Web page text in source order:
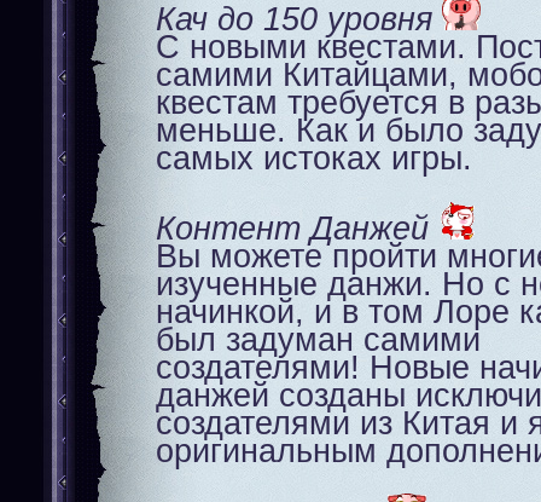
Кач до 150 уровня
С новыми квестами.
самими Китайцами,
квестам требуется в
меньше. Как и было
самых истоках игры.
Контент Данжей
Вы можете пройти
изученные данжи. Но с
начинкой, и в том Лоре
был задуман самими
создателями! Новые
данжей созданы
создателями из Китая и
оригинальным